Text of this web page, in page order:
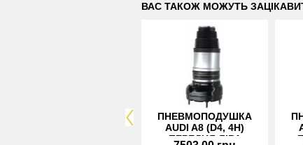
ВАС ТАКОЖ МОЖУТЬ
ПНЕВМОПОДУШКА
AUDI A8 (D4, 4H)
ПЕРЕДНЯ ЛІВА